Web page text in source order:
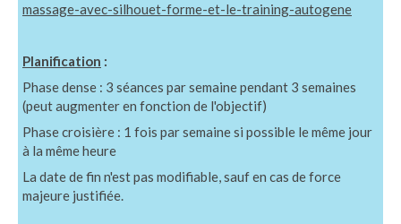
massage-avec-silhouet-forme-et-le-training-autogene
Planification :
Phase dense : 3 séances par semaine pendant 3 semaines
(peut augmenter en fonction de l'objectif)
Phase croisière : 1 fois par semaine si possible le même jour
à la même heure
La date de fin n'est pas modifiable, sauf en cas de force
majeure justifiée.